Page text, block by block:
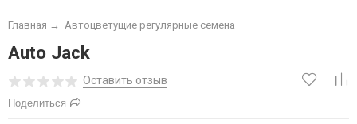
Главная → Автоцветущие регулярные семена
Auto Jack
Оставить отзыв
Поделиться